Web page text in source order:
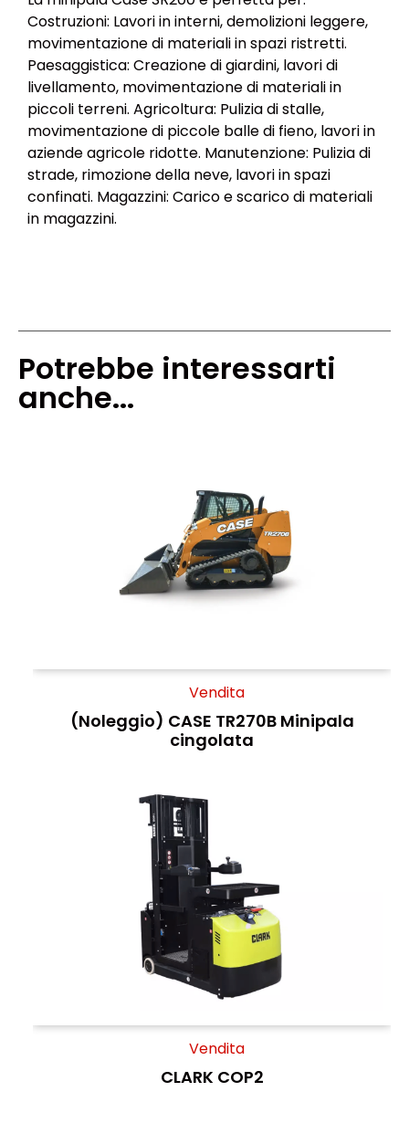
Costruzioni: Lavori in interni, demolizioni leggere,
movimentazione di materiali in spazi ristretti.
Paesaggistica: Creazione di giardini, lavori di
livellamento, movimentazione di materiali in
piccoli terreni. Agricoltura: Pulizia di stalle,
movimentazione di piccole balle di fieno, lavori in
aziende agricole ridotte. Manutenzione: Pulizia di
strade, rimozione della neve, lavori in spazi
confinati. Magazzini: Carico e scarico di materiali
in magazzini.
Potrebbe interessarti
anche...
Vendita
(Noleggio) CASE TR270B Minipala
cingolata
Vendita
CLARK COP2